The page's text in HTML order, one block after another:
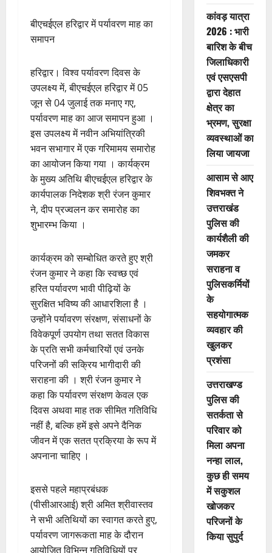
बीएचईएल हरिद्वार में पर्यावरण माह का
समापन
हरिद्वार। विश्व पर्यावरण दिवस के
उपलक्ष्य में, बीएचईएल हरिद्वार में 05
जून से 04 जुलाई तक मनाए गए,
पर्यावरण माह का आज समापन हुआ ।
इस उपलक्ष्य में नवीन अभियांत्रिकी
भवन सभागार में एक गरिमामय समारोह
का आयोजन किया गया । कार्यक्रम
के मुख्य अतिथि बीएचईएल हरिद्वार के
कार्यपालक निदेशक श्री रंजन कुमार
ने, दीप प्रज्वलन कर समारोह का
शुभारम्भ किया ।
कार्यक्रम को सम्बोधित करते हुए श्री
रंजन कुमार ने कहा कि स्वच्छ एवं
हरित पर्यावरण भावी पीढ़ियों के
सुरक्षित भविष्य की आधारशिला है ।
उन्होंने पर्यावरण संरक्षण, संसाधनों के
विवेकपूर्ण उपयोग तथा सतत विकास
के प्रति सभी कर्मचारियों एवं उनके
परिजनों की सक्रिय भागीदारी की
सराहना की । श्री रंजन कुमार ने
कहा कि पर्यावरण संरक्षण केवल एक
दिवस अथवा माह तक सीमित गतिविधि
नहीं है, बल्कि हमें इसे अपने दैनिक
जीवन में एक सतत प्रक्रिया के रूप में
अपनाना चाहिए ।
इससे पहले महाप्रबंधक
(पीसीआरआई) श्री अमित श्रीवास्तव
ने सभी अतिथियों का स्वागत करते हुए,
पर्यावरण जागरूकता माह के दौरान
आयोजित विभिन्न गतिविधियों पर
कांवड़ यात्रा
2026 : भारी
बारिश के बीच
जिलाधिकारी
एवं एसएसपी
द्वारा देहात
क्षेत्र का
भ्रमण, सुरक्षा
व्यवस्थाओं का
लिया जायजा
आसाम से आए
शिवभक्त ने
उत्तराखंड
पुलिस की
कार्यशैली की
जमकर
सराहना व
पुलिसकर्मियों
के
सहयोगात्मक
व्यवहार की
खुलकर
प्रशंसा
उत्तराखण्ड
पुलिस की
सतर्कता से
परिवार को
मिला अपना
नन्हा लाल,
कुछ ही समय
में सकुशल
खोजकर
परिजनों के
किया सुपुर्द